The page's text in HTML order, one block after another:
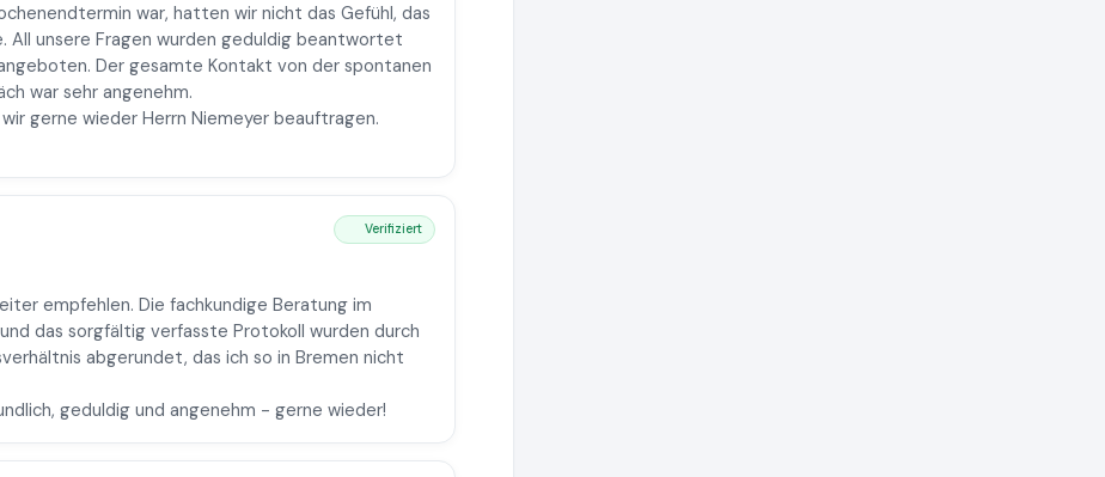
war, hatten wir nicht das Gefühl, das
unsere Fragen wurden geduldig beantwortet
Der gesamte Kontakt von der spontanen
war sehr angenehm.
gerne wieder Herrn Niemeyer beauftragen.
Verifiziert
empfehlen. Die fachkundige Beratung im
das sorgfältig verfasste Protokoll wurden durch
abgerundet, das ich so in Bremen nicht
geduldig und angenehm - gerne wieder!